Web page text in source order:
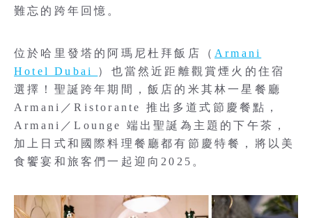
難忘的跨年回憶。
位於哈里發塔的阿瑪尼杜拜飯店（ Armani
Hotel Dubai ）也當然近距離觀賞煙火的住宿
選擇！聖誕跨年期間，飯店的米其林一星餐廳
Armani／Ristorante 推出多道式節慶餐點，
Armani／Lounge 端出聖誕為主題的下午茶，
加上日式和國際料理餐廳都有節慶特餐，將以美
食饗宴和旅客們一起迎向2025。